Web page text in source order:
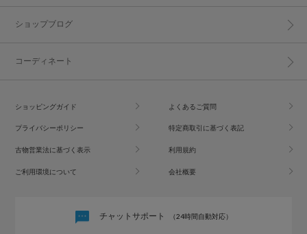
ショップブログ
コーディネート
ショッピングガイド よくあるご質問
プライバシーポリシー 特定商取引に基づく表記
古物営業法に基づく表示 利用規約
ご利用環境について 会社概要
チャットサポート （24時間自動対応）